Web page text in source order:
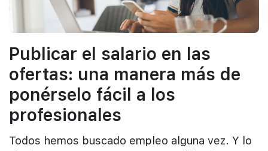
Publicar el salario en las
ofertas: una manera más de
ponérselo fácil a los
profesionales
Todos hemos buscado empleo alguna vez. Y lo